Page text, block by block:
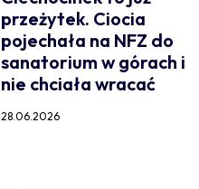
przeżytek. Ciocia
pojechała na NFZ do
sanatorium w górach i
nie chciała wracać
28.06.2026